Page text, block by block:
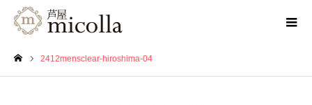
2412mensclear-hiroshima-04